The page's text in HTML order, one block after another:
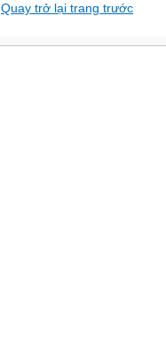
Quay trở lại trang trước